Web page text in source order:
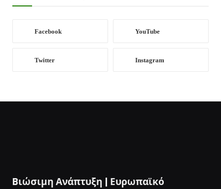
Facebook YouTube
Twitter Instagram
Bιώσιμη Ανάπτυξη | Ευρωπαϊκό